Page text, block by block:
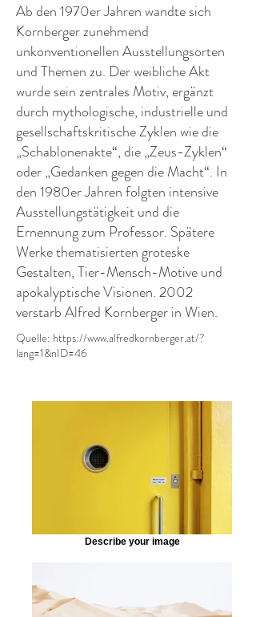
Ab den 1970er Jahren wandte sich
Kornberger zunehmend
unkonventionellen Ausstellungsorten
und Themen zu. Der weibliche Akt
wurde sein zentrales Motiv, ergänzt
durch mythologische, industrielle und
gesellschaftskritische Zyklen wie die
„Schablonenakte“, die „Zeus-Zyklen“
oder „Gedanken gegen die Macht“. In
den 1980er Jahren folgten intensive
Ausstellungstätigkeit und die
Ernennung zum Professor. Spätere
Werke thematisierten groteske
Gestalten, Tier-Mensch-Motive und
apokalyptische Visionen. 2002
verstarb Alfred Kornberger in Wien.
Quelle: https://www.alfredkornberger.at/?
lang=1&nID=46
Describe your image